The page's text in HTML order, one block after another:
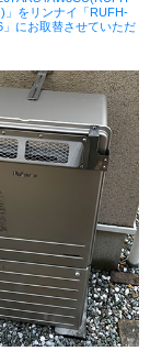
」をリンナイ「RUFH-
」にお取替させていただ